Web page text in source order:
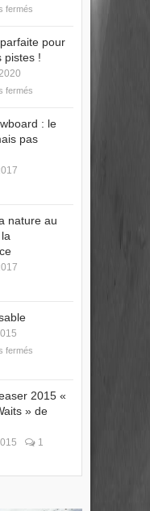
fermés
pour
pistes !
fermés
: le
pas
nature au
fermés
2015 «
» de
1